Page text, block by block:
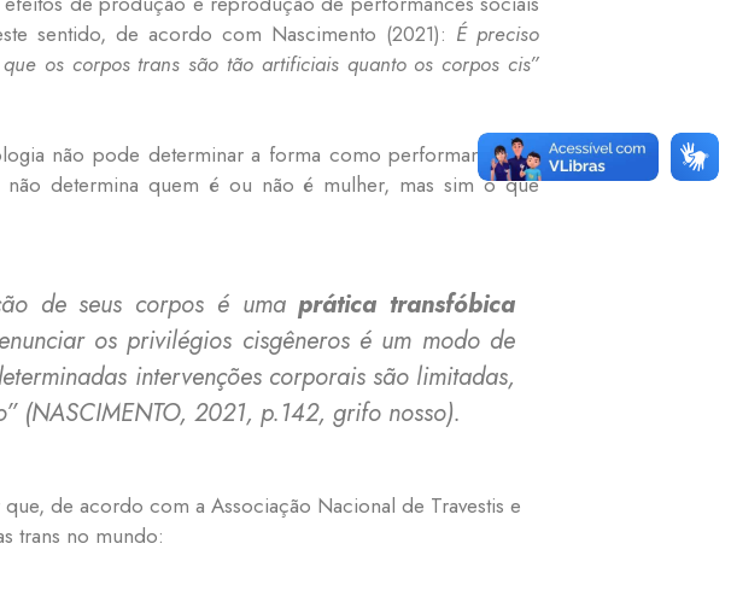
sentido, de acordo com Nascimento (2021): É preciso
os corpos trans são tão artificiais quanto os corpos cis”
não pode determinar a forma como performamos no
determina quem é ou não é mulher, mas sim o que
de seus corpos é umaprática transfóbica
os privilégios cisgêneros é um modo de
intervenções corporais são limitadas,
(NASCIMENTO, 2021, p.142, grifo nosso).
de acordo com a Associação Nacional de Travestis e
trans no mundo: